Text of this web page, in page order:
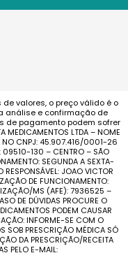
valores, o preço válido é o
análise e confirmação de
de pagamento podem sofrer
LTDA – NOME
NO CNPJ: 45.907.416/0001-26
09510-130 – CENTRO – SÃO
SEGUNDA A SEXTA-
JOAO VICTOR
DE FUNCIONAMENTO:
MS (AFE): 7936525 –
DE DÚVIDAS PROCURE O
PODEM CAUSAR
INFORME-SE COM O
SOB PRESCRIÇÃO MÉDICA SÓ
DA PRESCRIÇÃO/RECEITA
PELO E-MAIL: